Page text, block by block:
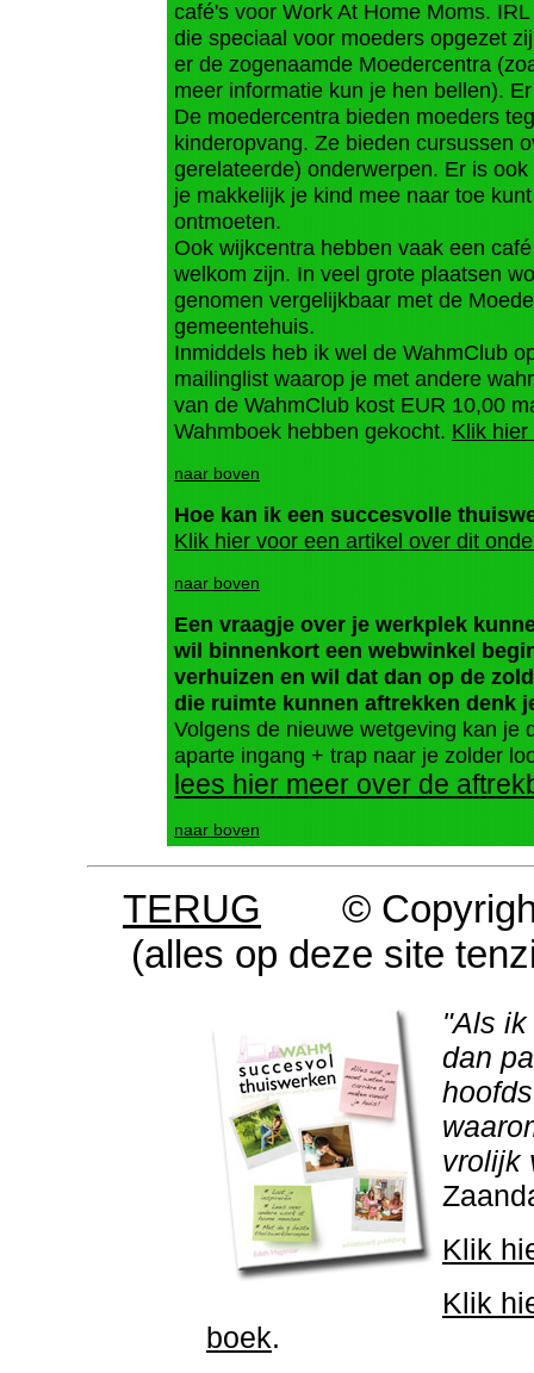
café's voor Work At Home Moms.
die speciaal voor moeders opgezet
er de zogenaamde Moedercentra
meer informatie kun je hen bellen).
De moedercentra bieden moeders
kinderopvang. Ze bieden cursussen
gerelateerde) onderwerpen. Er is
je makkelijk je kind mee naar toe
ontmoeten.
Ook wijkcentra hebben vaak een
welkom zijn. In veel grote plaatsen
genomen vergelijkbaar met de
gemeentehuis.
Inmiddels heb ik wel de WahmClub
mailinglist waarop je met andere
van de WahmClub kost EUR 10,00
Wahmboek hebben gekocht. Klik
naar boven
Hoe kan ik een succesvolle
Klik hier voor een artikel over dit
naar boven
Een vraagje over je werkplek
wil binnenkort een webwinkel
verhuizen en wil dat dan op de
die ruimte kunnen aftrekken denk
Volgens de nieuwe wetgeving kan je
aparte ingang + trap naar je zolder
lees hier meer over de
naar boven
TERUG
©
(alles op deze site
"Als
dan
vrolijk
Klik
Klik
boek.